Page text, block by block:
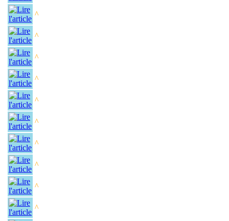
^
^
^
^
^
^
^
^
^
^